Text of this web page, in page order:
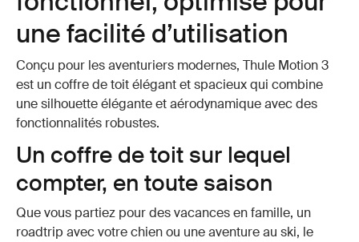
une facilité d’utilisation
Conçu pour les aventuriers modernes, Thule Motion 3
est un coffre de toit élégant et spacieux qui combine
une silhouette élégante et aérodynamique avec des
fonctionnalités robustes.
Un coffre de toit sur lequel
compter, en toute saison
Que vous partiez pour des vacances en famille, un
roadtrip avec votre chien ou une aventure au ski, le